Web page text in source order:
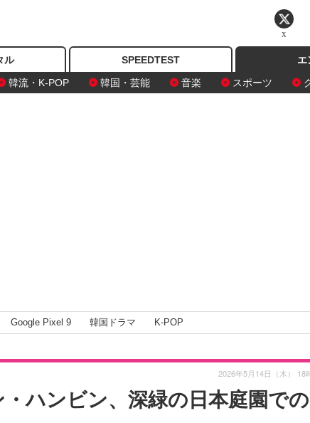
ル SPEEDTEST
エ
韓流・K-POP 韓国・芸能 音楽 スポーツ
Google Pixel 9 韓国ドラマ K-POP
・ハンビン、深緑の日本庭園で
2026年5月14日（木） 18
X